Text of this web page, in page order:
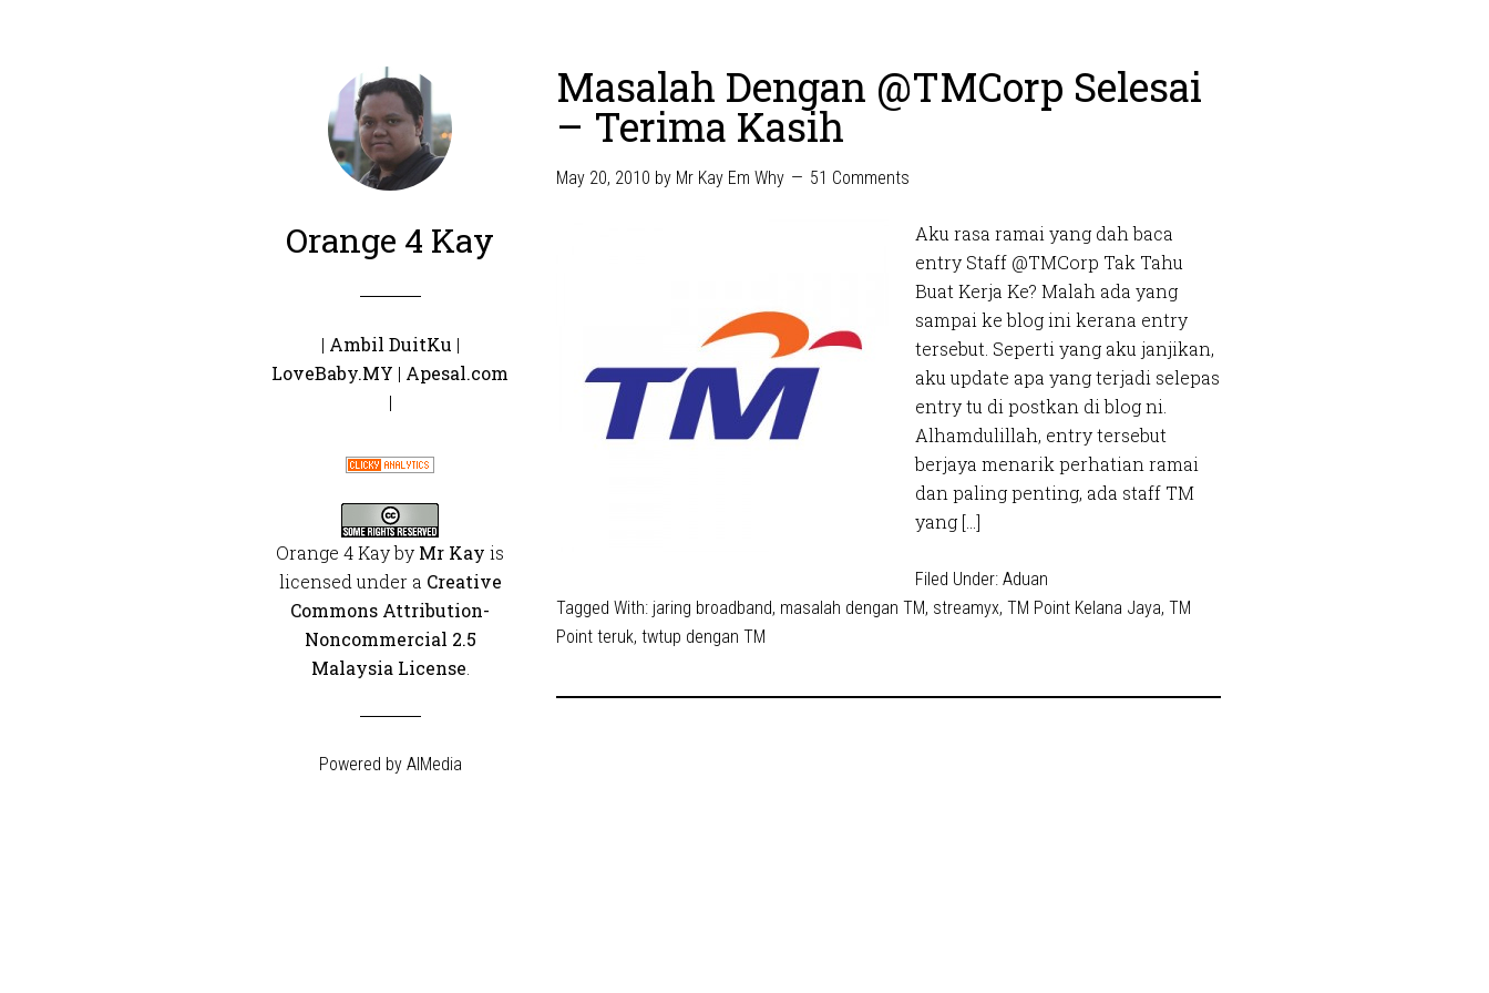
Orange 4 Kay
| Ambil DuitKu |
LoveBaby.MY | Apesal.com
|
Orange 4 Kayby Mr Kay is
licensed under a Creative
Commons Attribution-
Noncommercial 2.5
Malaysia License
Powered by AIMedia
Masalah Dengan @TMCorp Selesai
– Terima Kasih
May 20, 2010 by Mr Kay Em Why 51 Comments
Aku rasa ramai yang dah baca
entry Staff @TMCorp Tak Tahu
Buat Kerja Ke? Malah ada yang
sampai ke blog ini kerana entry
tersebut. Seperti yang aku janjikan,
aku update apa yang terjadi selepas
entry tu di postkan di blog ni.
Alhamdulillah, entry tersebut
berjaya menarik perhatian ramai
dan paling penting, ada staff TM
yang […]
Filed Under: Aduan
Tagged With: jaring broadband, masalah dengan TM, streamyx, TM Point Kelana Jaya, TM
Point teruk, twtup dengan TM